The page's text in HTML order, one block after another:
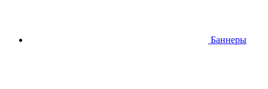
Баннеры